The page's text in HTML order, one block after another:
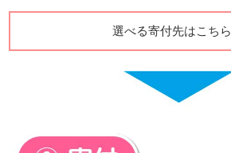
選べる寄付先はこちら